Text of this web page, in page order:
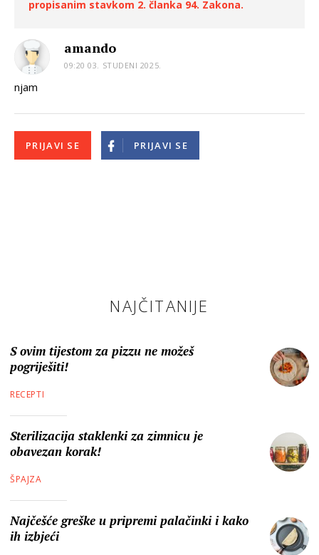
propisanim stavkom 2. članka 94. Zakona.
amando
09:20 03. STUDENI 2025.
njam
PRIJAVI SE PRIJAVI SE
NAJČITANIJE
S ovim tijestom za pizzu ne možeš
pogriješiti!
RECEPTI
Sterilizacija staklenki za zimnicu je
obavezan korak!
ŠPAJZA
Najčešće greške u pripremi palačinki i kako
ih izbjeći